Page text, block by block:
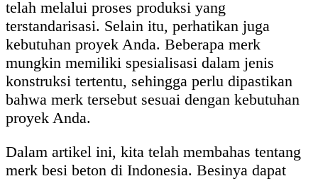
telah melalui proses produksi yang
terstandarisasi. Selain itu, perhatikan juga
kebutuhan proyek Anda. Beberapa merk
mungkin memiliki spesialisasi dalam jenis
konstruksi tertentu, sehingga perlu dipastikan
bahwa merk tersebut sesuai dengan kebutuhan
proyek Anda.
Dalam artikel ini, kita telah membahas tentang
merk besi beton di Indonesia. Besinya dapat